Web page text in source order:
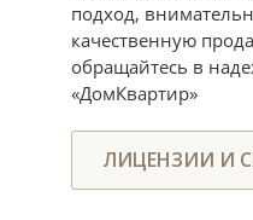
подход,
качественную
обращайтесь в
«ДомКвартир»
ЛИЦЕНЗИИ И